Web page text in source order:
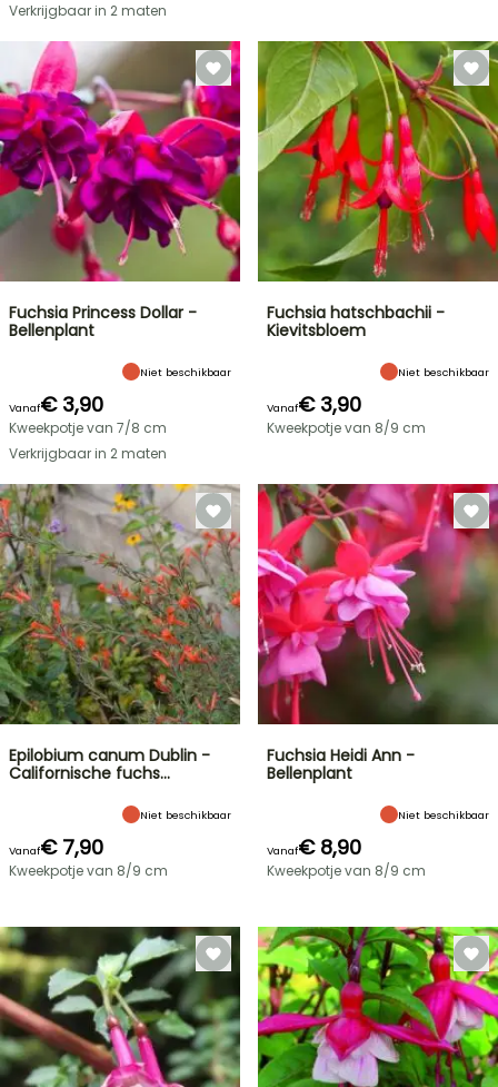
Verkrijgbaar in 2 maten
Fuchsia Princess Dollar -
Bellenplant
Niet beschikbaar
Vanaf€ 3,90
Kweekpotje van 7/8 cm
Verkrijgbaar in 2 maten
Fuchsia hatschbachii -
Kievitsbloem
Niet beschikbaar
Vanaf€ 3,90
Kweekpotje van 8/9 cm
Epilobium canum Dublin -
Californische fuchs…
Niet beschikbaar
Vanaf€ 7,90
Kweekpotje van 8/9 cm
Fuchsia Heidi Ann -
Bellenplant
Niet beschikbaar
Vanaf€ 8,90
Kweekpotje van 8/9 cm